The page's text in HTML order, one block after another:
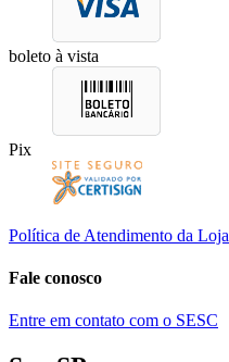
boleto à vista
Pix
Política de Atendimento da Loja
Fale conosco
Entre em contato com o SESC